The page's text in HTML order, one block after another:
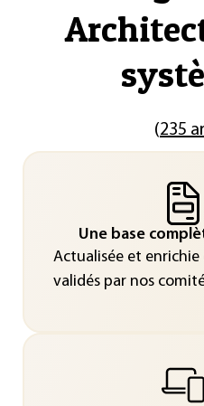
(235
Une base
Actualisée et enrichie
validés par nos